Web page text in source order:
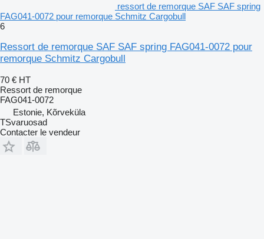
ressort de remorque SAF SAF spring
FAG041-0072 pour remorque Schmitz Cargobull
6
Ressort de remorque SAF SAF spring FAG041-0072 pour
remorque Schmitz Cargobull
70 € HT
Ressort de remorque
FAG041-0072
Estonie, Kõrveküla
TSvaruosad
Contacter le vendeur